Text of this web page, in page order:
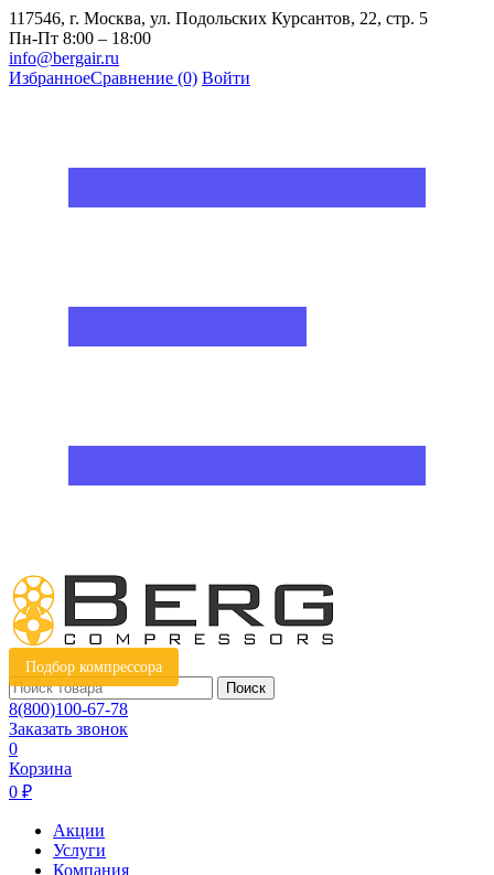
117546, г. Москва, ул. Подольских Курсантов, 22, стр. 5
Пн-Пт 8:00 – 18:00
info@bergair.ru
ИзбранноеСравнение (0) Войти
Подбор компрессора
Поиск
8(800)100-67-78
Заказать звонок
0
Корзина
0 ₽
Акции
Услуги
Компания